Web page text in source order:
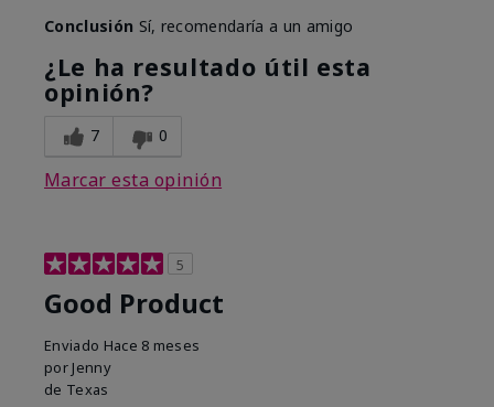
Conclusión Sí, recomendaría a un amigo
¿Le ha resultado útil esta
opinión?
7 0
Marcar esta opinión
5
Good Product
Enviado Hace 8 meses
por Jenny
de Texas